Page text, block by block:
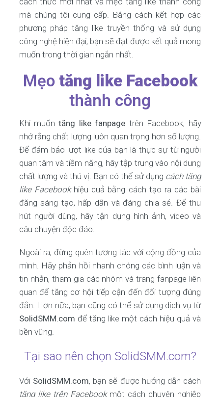
mà chúng tôi cung cấp. Bằng cách kết hợp các
phương pháp tăng like truyền thống và sử dụng
công nghệ hiện đại, bạn sẽ đạt được kết quả mong
muốn trong thời gian ngắn nhất.
Mẹo tăng like Facebook
thành công
Khi muốntăng like fanpage trên Facebook, hãy
nhớ rằng chất lượng luôn quan trọng hơn số lượng.
Để đảm bảo lượt like của bạn là thực sự từ người
quan tâm và tiềm năng, hãy tập trung vào nội dung
chất lượng và thú vị. Bạn có thể sử dụng cách tăng
like Facebookhiệu quả bằng cách tạo ra các bài
đăng sáng tạo, hấp dẫn và đáng chia sẻ. Để thu
hút người dùng, hãy tận dụng hình ảnh, video và
câu chuyện độc đáo.
Ngoài ra, đừng quên tương tác với cộng đồng của
mình. Hãy phản hồi nhanh chóng các bình luận và
tin nhắn, tham gia các nhóm và trang fanpage liên
quan để tăng cơ hội tiếp cận đến đối tượng đúng
đắn. Hơn nữa, bạn cũng có thể sử dụng dịch vụ từ
SolidSMM.com để tăng like một cách hiệu quả và
bền vững.
Tại sao nên chọn SolidSMM.com?
Với SolidSMM.com, bạn sẽ được hướng dẫn cách
tăng like trên Facebookmột cách chuyên nghiệp